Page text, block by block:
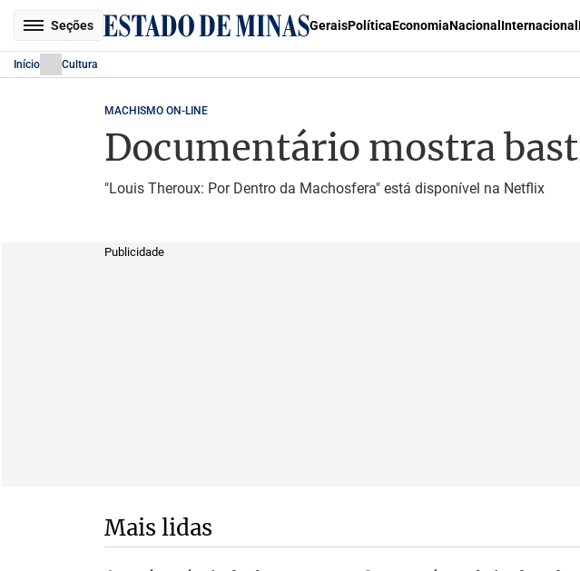
Seções GeraisPolíticaEconomiaNacional Internacional
Início Cultura
MACHISMO ON-LINE
Documentário mostra
"Louis Theroux: Por Dentro da Machosfera" está disponível na Netflix
Publicidade
Mais lidas